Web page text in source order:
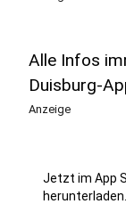
Alle Infos
Duisburg-
Anzeige
Jetzt im App
herunterladen.